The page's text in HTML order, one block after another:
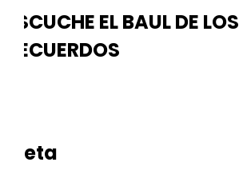
ESCUCHE EL BAUL DE LOS
RECUERDOS
Meta